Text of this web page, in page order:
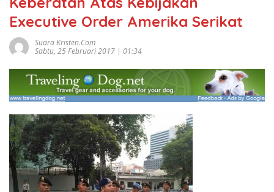
Executive Order Amerika Serikat
Suara Kristen.com
Sabtu, 25 Februari 2017 | 01:34